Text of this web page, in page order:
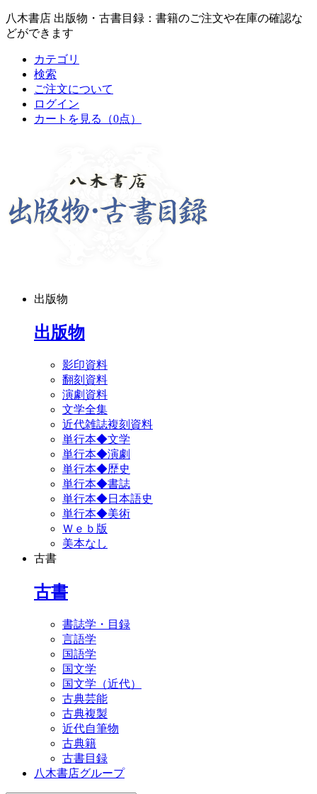
八木書店 出版物・古書目録：書籍のご注文や在庫の確認な
どができます
カテゴリ
検索
ご注文について
ログイン
カートを見る
（0点）
出版物
出版物
影印資料
翻刻資料
演劇資料
文学全集
近代雑誌複刻資料
単行本◆文学
単行本◆演劇
単行本◆歴史
単行本◆書誌
単行本◆日本語史
単行本◆美術
Ｗｅｂ版
美本なし
古書
古書
書誌学・目録
言語学
国語学
国文学
国文学（近代）
古典芸能
古典複製
近代自筆物
古典籍
古書目録
八木書店グループ